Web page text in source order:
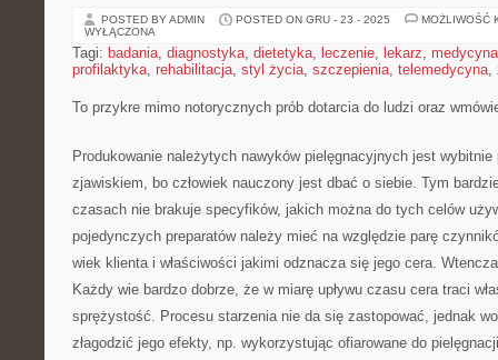
POSTED BY ADMIN POSTED ON GRU - 23 - 2025
MOŻLIWOŚĆ
WYŁĄCZONA
Tagi: badania, diagnostyka, dietetyka, leczenie, lekarz, medycyna
profilaktyka, rehabilitacja, styl życia, szczepienia, telemedycyna,
To przykre mimo notorycznych prób dotarcia do ludzi oraz
Produkowanie należytych nawyków pielęgnacyjnych jest
zjawiskiem, bo człowiek nauczony jest dbać o siebie. Tym
czasach nie brakuje specyfików, jakich można do tych celów
pojedynczych preparatów należy mieć na względzie parę
wiek klienta i właściwości jakimi odznacza się jego cera.
Każdy wie bardzo dobrze, że w miarę upływu czasu cera traci
sprężystość. Procesu starzenia nie da się zastopować, jednak
złagodzić jego efekty, np. wykorzystując ofiarowane do